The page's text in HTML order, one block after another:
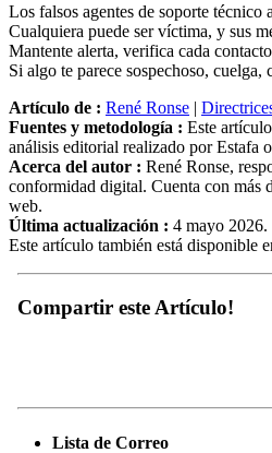
Los falsos agentes de soporte
Cualquiera puede ser víctima, y sus
Mantente alerta, verifica cada
Si algo te parece sospechoso,
Artículo de : René Ronse |
Fuentes y metodología : Este
análisis editorial realizado por Estafa
Acerca del autor : René Ronse,
conformidad digital. Cuenta con más
web.
Última actualización : 4 mayo 2026.
Este artículo también está disponible
Compartir este Artículo!
Lista de Correo